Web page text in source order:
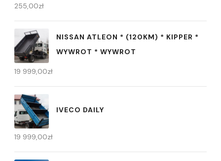
255,00zł
NISSAN ATLEON * (120KM) * KIPPER *
WYWROT * WYWROT
19 999,00zł
IVECO DAILY
19 999,00zł